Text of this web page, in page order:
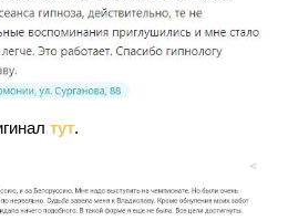
тут.